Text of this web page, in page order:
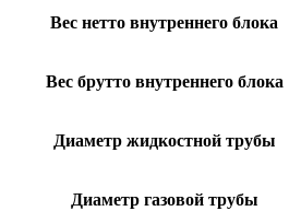
Вес нетто внутреннего блока
Вес брутто внутреннего блока
Диаметр жидкостной трубы
Диаметр газовой трубы